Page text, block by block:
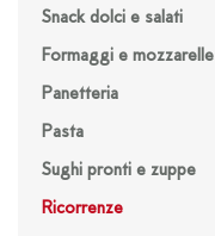
Snack dolci e salati
Formaggi e mozzarelle
Panetteria
Pasta
Sughi pronti e zuppe
Ricorrenze